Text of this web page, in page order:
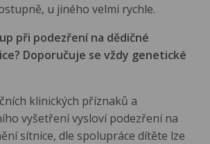
u jiného velmi rychle.
při podezření na dědičné
Doporučuje se vždy genetické
klinických příznaků a
vyšetření vysloví podezření na
sítnice, dle spolupráce dítěte lze